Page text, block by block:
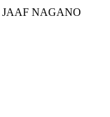
NAGANO